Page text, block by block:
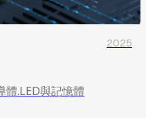
體.LED與記憶體
2025